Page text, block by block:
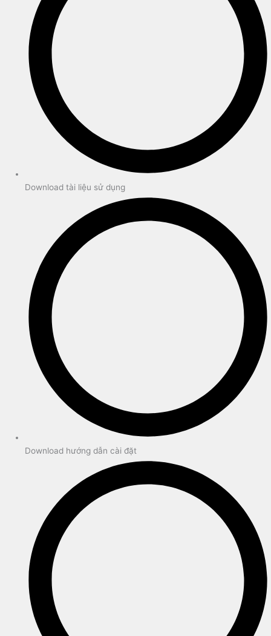
Download tài liệu sử dụng
Download hướng dẫn cài đặt